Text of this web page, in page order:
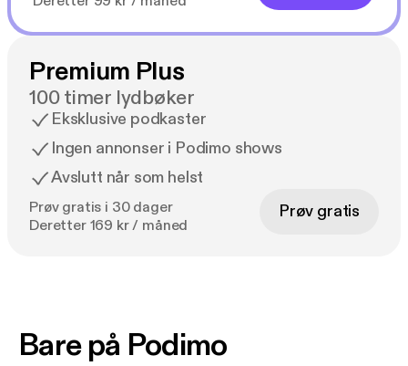
Premium Plus
100 timer lydbøker
Eksklusive podkaster
Ingen annonser i Podimo shows
Avslutt når som helst
Prøv gratis i 30 dager
Deretter 169 kr / måned
Prøv gratis
Bare på Podimo